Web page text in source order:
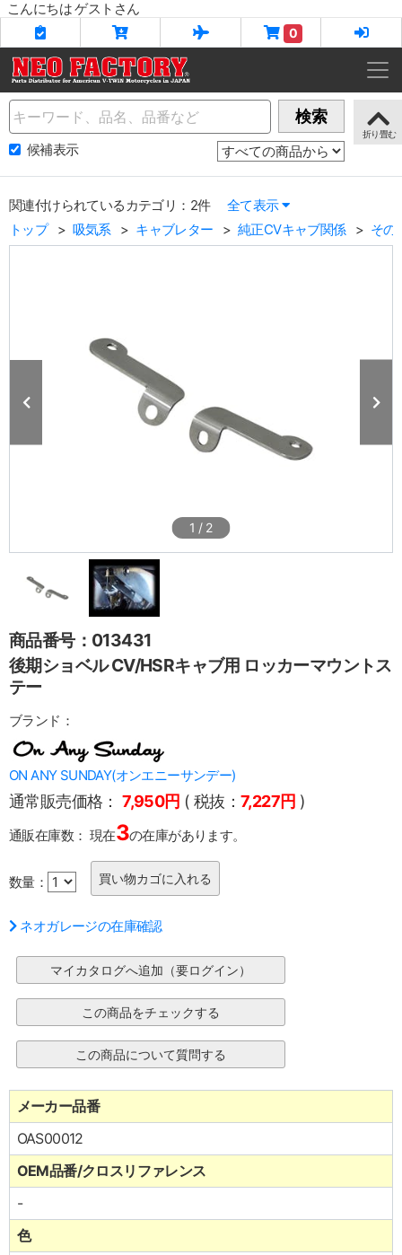
こんにちは ゲストさん
0
Name 検索
候補表示
関連付けられているカテゴリ：2件
全て表示
トップ
吸気系 キャブレター 純正CVキャブ関係 その
1 / 2
商品番号：013431
後期ショベル CV/HSRキャブ用 ロッカーマウントス
テー
ブランド：
ON ANY SUNDAY(オンエニーサンデー)
通常販売価格： 7,950円 ( 税抜：7,227円 )
通販在庫数： 現在3の在庫があります。
数量：
ネオガレージの在庫確認
メーカー品番
OAS00012
OEM品番/クロスリファレンス
-
色